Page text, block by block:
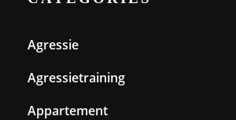
Agressie
Agressietraining
Appartement